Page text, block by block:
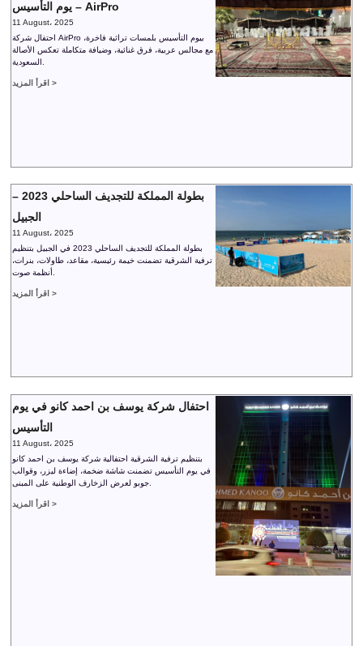
يوم التأسيس – AirPro
11 August، 2025
احتفال شركة AirPro بيوم التأسيس بلمسات تراثية فاخرة،
مع مجالس عربية، فرق غنائية، وضيافة متكاملة تعكس الأصالة
اقرأ المزيد >
بطولة المملكة للتجديف الساحلي 2023 –
الجبيل
11 August، 2025
بطولة المملكة للتجديف الساحلي 2023 في الجبيل بتنظيم
ترفية الشرقية تضمنت خيمة رئيسية، مقاعد، طاولات، بنرات،
أنظمة صوت.
اقرأ المزيد >
احتفال شركة يوسف بن احمد كانو في يوم
التأسيس
11 August، 2025
بتنظيم ترفية الشرقية احتفالية شركة يوسف بن احمد كانو
في يوم التأسيس تضمنت شاشة ضخمة، إضاءة ليزر، وقوالب
اقرأ المزيد >